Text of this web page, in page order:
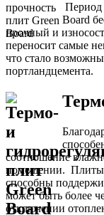
Период
Board
прочный и
переносит самые
что стало
портландцемента.
соотношение
помещении. Плиты
способны
может быть более
отключении